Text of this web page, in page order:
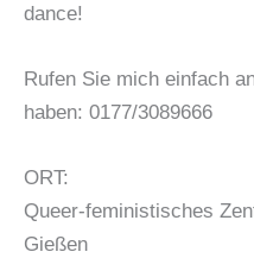
dance!
Rufen Sie mich einfach
haben: 0177/3089666
ORT:
Queer-feministisches
Gießen